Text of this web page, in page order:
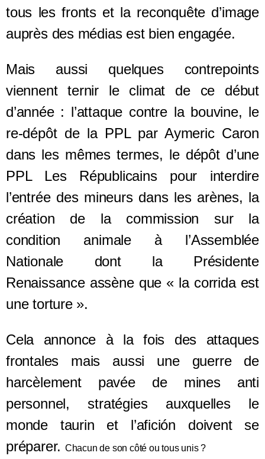
tous les fronts et la reconquête d’image
auprès des médias est bien engagée.
Mais aussi quelques contrepoints
viennent ternir le climat de ce début
d’année : l’attaque contre la bouvine, le
re-dépôt de la PPL par Aymeric Caron
dans les mêmes termes, le dépôt d’une
PPL Les Républicains pour interdire
l’entrée des mineurs dans les arènes, la
création de la commission sur la
condition animale à l’Assemblée
Nationale dont la Présidente
Renaissance assène que « la corrida est
une torture ».
Cela annonce à la fois des attaques
frontales mais aussi une guerre de
harcèlement pavée de mines anti
personnel, stratégies auxquelles le
monde taurin et l’afición doivent se
préparer. Chacun de son côté ou tous unis ?